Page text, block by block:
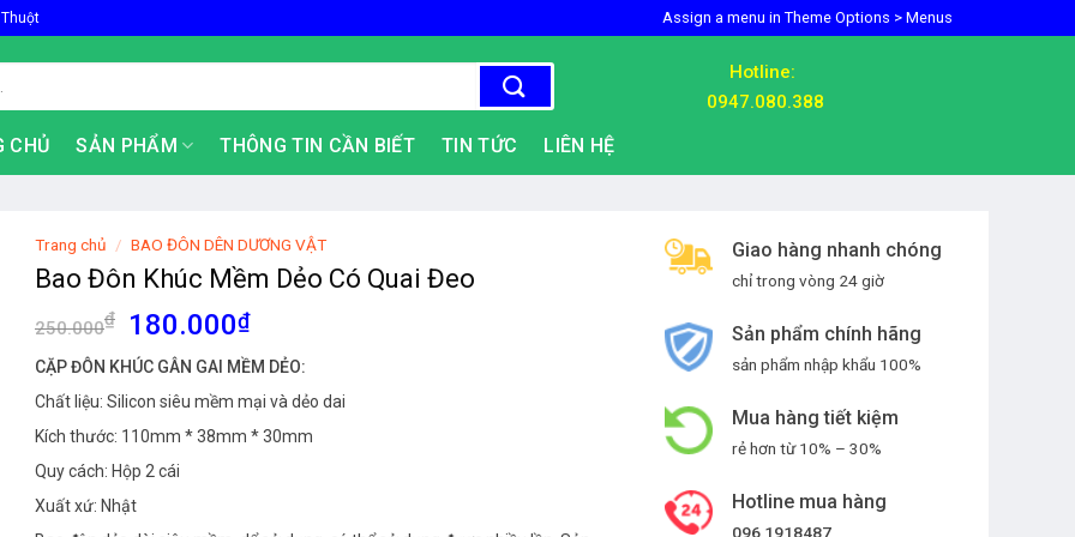
Thuột Assign a menu in Theme Options > Menus
Hotline:
0947.080.388
CHỦ SẢN PHẨM THÔNG TIN CẦN BIẾT TIN TỨC LIÊN HỆ
Giao hàng nhanh chóng
chỉ trong vòng 24 giờ
Sản phẩm chính hãng
sản phẩm nhập khẩu 100%
Mua hàng tiết kiệm
rẻ hơn từ 10% – 30%
Hotline mua hàng
096 1918487
Trang chủ / BAO ĐÔN DÊN DƯƠNG VẬT
Bao Đôn Khúc Mềm Dẻo Có Quai Đeo
250.000₫
Giá
gốc
là:
250.000₫.
180.000₫Giá
hiện
tại
là:
180.000₫.
CẶP ĐÔN KHÚC GÂN GAI MỀM DẺO:
Chất liệu: Silicon siêu mềm mại và dẻo dai
Kích thước: 110mm * 38mm * 30mm
Quy cách: Hộp 2 cái
Xuất xứ: Nhật